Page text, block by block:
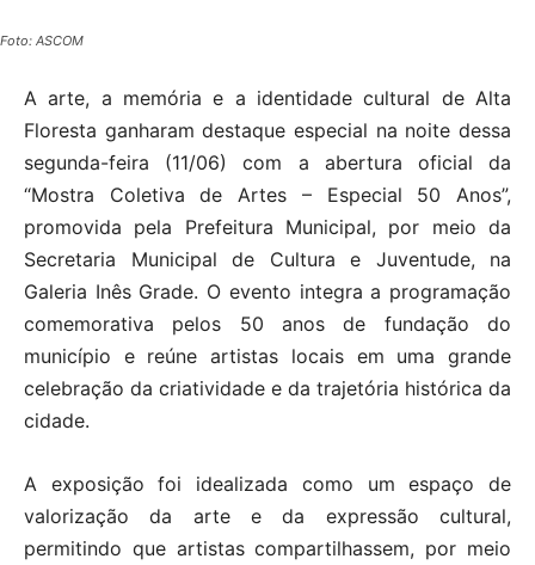
Foto: ASCOM
A arte, a memória e a identidade cultural de Alta
Floresta ganharam destaque especial na noite dessa
segunda-feira (11/06) com a abertura oficial da
“Mostra Coletiva de Artes – Especial 50 Anos”,
promovida pela Prefeitura Municipal, por meio da
Secretaria Municipal de Cultura e Juventude, na
Galeria Inês Grade. O evento integra a programação
comemorativa pelos 50 anos de fundação do
município e reúne artistas locais em uma grande
celebração da criatividade e da trajetória histórica da
cidade.
A exposição foi idealizada como um espaço de
valorização da arte e da expressão cultural,
permitindo que artistas compartilhassem, por meio